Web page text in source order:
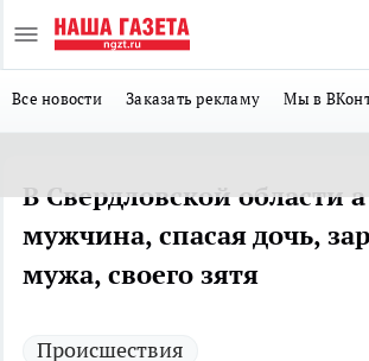
Все новости Заказать рекламу Мы в
В Свердловской области
мужчина, спасая дочь,
мужа, своего зятя
Происшествия